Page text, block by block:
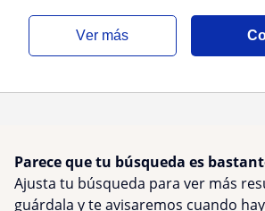
ver más
Parece que tu búsqueda es
Ajusta tu búsqueda para ver más
guárdala y te avisaremos cuando